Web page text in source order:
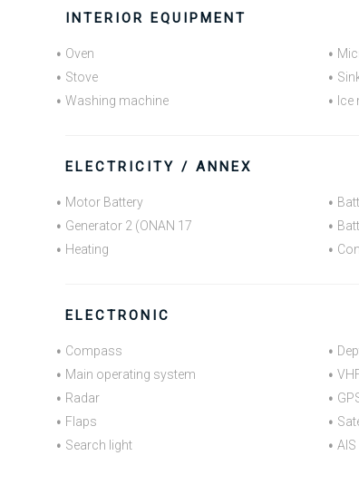
INTERIOR EQUIPMENT
Oven
Stove
Washing machine
Ice
ELECTRICITY / ANNEX
Motor Battery
Generator 2 (ONAN 17
Heating
ELECTRONIC
Compass
Main operating system
Radar
Flaps
Search light
AIS